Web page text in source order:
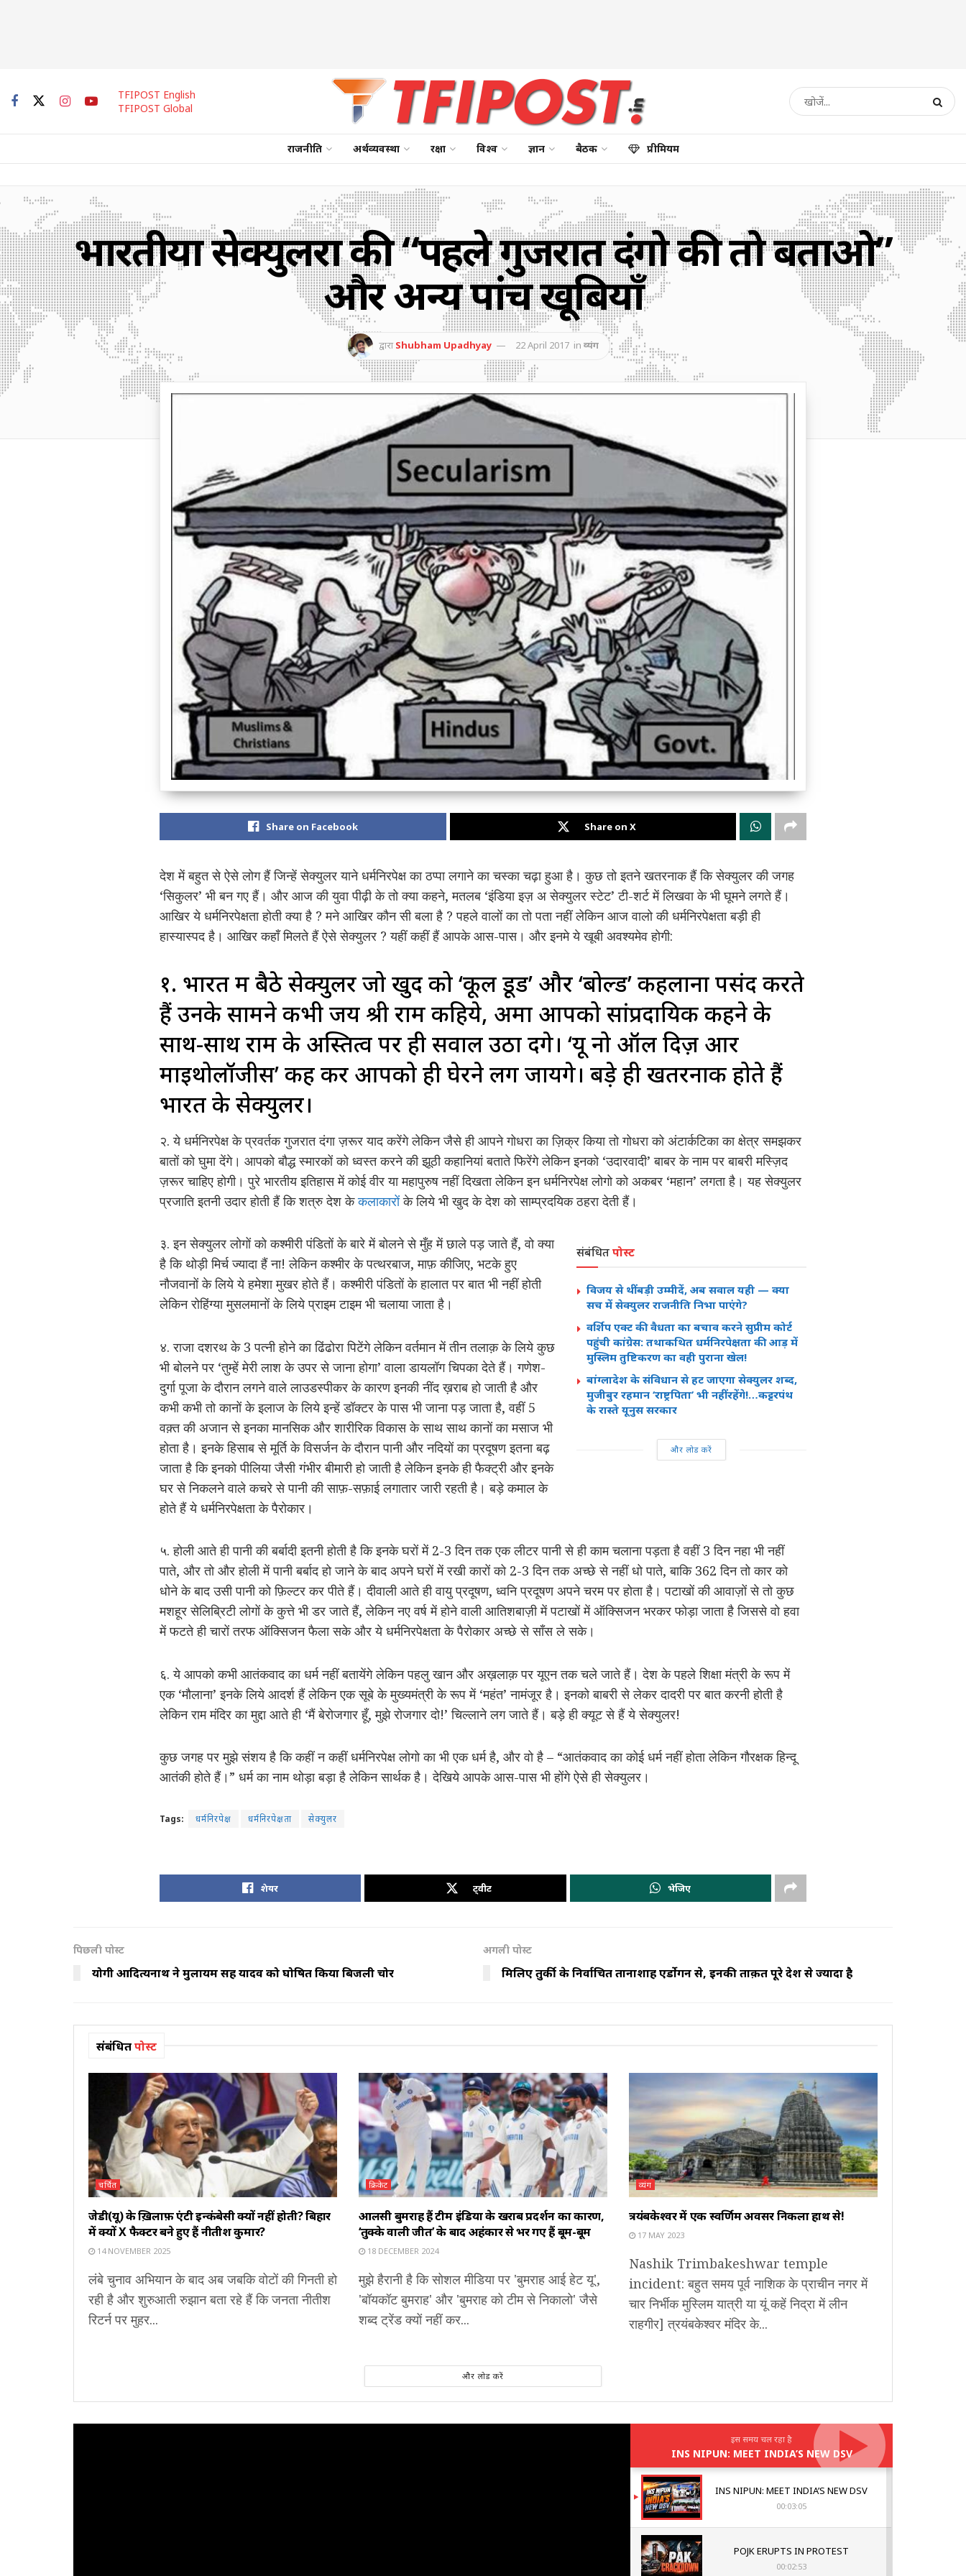
TFIPOST English
TFIPOST Global
राजनीति अर्थव्यवस्था रक्षा विश्व ज्ञान बैठक प्रीमियम
भारतीयों सेक्युलरों की “पहले गुजरात दंगो की तो बताओ”
और अन्य पांच खूबियाँ
द्वारा Shubham Upadhyay 22 April 2017 in व्यंग
Share on Facebook Share on X
देश में बहुत से ऐसे लोग हैं जिन्हें सेक्युलर याने धर्मनिरपेक्ष का ठप्पा लगाने का चस्का चढ़ा हुआ है। कुछ तो इतने खतरनाक हैं कि सेक्युलर की जगह
‘सिकुलर’ भी बन गए हैं। और आज की युवा पीढ़ी के तो क्या कहने, मतलब ‘इंडिया इज़ अ सेक्युलर स्टेट’ टी-शर्ट में लिखवा के भी घूमने लगते हैं।
आखिर ये धर्मनिरपेक्षता होती क्या है ? मने आखिर कौन सी बला है ? पहले वालों का तो पता नहीं लेकिन आज वालो की धर्मनिरपेक्षता बड़ी ही
हास्यास्पद है। आखिर कहाँ मिलते हैं ऐसे सेक्युलर ? यहीं कहीं हैं आपके आस-पास। और इनमे ये खूबी अवश्यमेव होगी:
१. भारत में बैठे सेक्युलर जो खुद को ‘कूल डूड’ और ‘बोल्ड’ कहलाना पसंद करते
हैं उनके सामने कभी जय श्री राम कहिये, अमा आपको सांप्रदायिक कहने के
साथ-साथ राम के अस्तित्व पर ही सवाल उठा देंगे। ‘यू नो ऑल दिज़ आर
माइथोलॉजीस’ कह कर आपको ही घेरने लग जायेंगे। बड़े ही खतरनाक होते हैं
भारत के सेक्युलर।
२. ये धर्मनिरपेक्ष के प्रवर्तक गुजरात दंगा ज़रूर याद करेंगे लेकिन जैसे ही आपने गोधरा का ज़िक्र किया तो गोधरा को अंटार्कटिका का क्षेत्र समझकर
बातों को घुमा देंगे। आपको बौद्ध स्मारकों को ध्वस्त करने की झूठी कहानियां बताते फिरेंगे लेकिन इनको ‘उदारवादी’ बाबर के नाम पर बाबरी मस्ज़िद
ज़रूर चाहिए होगी। पुरे भारतीय इतिहास में कोई वीर या महापुरुष नहीं दिखता लेकिन इन धर्मनिरपेक्ष लोगो को अकबर ‘महान’ लगता है। यह सेक्युलर
प्रजाति इतनी उदार होती हैं कि शत्रु देश केकलाकारोंके लिये भी खुद के देश को साम्प्रदयिक ठहरा देती हैं।
संबंधितपोस्ट
विजय से थीं बड़ी उम्मीदें, अब सवाल यही — क्या
सच में सेक्युलर राजनीति निभा पाएंगे?
वर्शिप एक्ट की वैधता का बचाव करने सुप्रीम कोर्ट
पहुंची कांग्रेस: तथाकथित धर्मनिरपेक्षता की आड़ में
मुस्लिम तुष्टिकरण का वही पुराना खेल!
बांग्लादेश के संविधान से हट जाएगा सेक्युलर शब्द,
मुजीबुर रहमान ‘राष्ट्रपिता’ भी नहीं रहेंगे!…कट्टरपंथ
के रास्ते यूनुस सरकार
और लोड करें
३. इन सेक्युलर लोगों को कश्मीरी पंडितों के बारे में बोलने से मुँह में छाले पड़ जाते हैं, वो क्या
है कि थोड़ी मिर्च ज्यादा हैं ना! लेकिन कश्मीर के पत्थरबाज, माफ़ कीजिए, भटके हुए
नौजवानों के लिये ये हमेशा मुखर होते हैं। कश्मीरी पंडितों के हालात पर बात भी नहीं होती
लेकिन रोहिंग्या मुसलमानों के लिये प्राइम टाइम भी चलाया जाता है।
४. राजा दशरथ के 3 पत्नी होने का ढिंढोरा पिटेंगे लेकिन वर्तमान में तीन तलाक़ के लिये कुछ
भी बोलने पर ‘तुम्हें मेरी लाश के उपर से जाना होगा’ वाला डायलॉग चिपका देते हैं। गणेश-
दुर्गा पूजा के दौरान लगने वाले लाउडस्पीकर के कारण इनकी नींद ख़राब हो जाती है और
कभी कभी तो कानों के इलाज के लिये इन्हें डॉक्टर के पास भी जाना पड़ जाता है, वहीं 5
वक़्त की अजान से इनका मानसिक और शारीरिक विकास के साथ साथ कानों का मसाज भी
होता है। इनके हिसाब से मूर्ति के विसर्जन के दौरान पानी और नदियों का प्रदूषण इतना बढ़
जाता है कि इनको पीलिया जैसी गंभीर बीमारी हो जाती है लेकिन इनके ही फैक्ट्री और इनके
घर से निकलने वाले कचरे से पानी की साफ़-सफ़ाई लगातार जारी रहती है। बड़े कमाल के
होते हैं ये धर्मनिरपेक्षता के पैरोकार।
५. होली आते ही पानी की बर्बादी इतनी होती है कि इनके घरों में 2-3 दिन तक एक लीटर पानी से ही काम चलाना पड़ता है वहीं 3 दिन नहा भी नहीं
पाते, और तो और होली में पानी बर्बाद हो जाने के बाद अपने घरों में रखी कारों को 2-3 दिन तक अच्छे से नहीं धो पाते, बाकि 362 दिन तो कार को
धोने के बाद उसी पानी को फ़िल्टर कर पीते हैं। दीवाली आते ही वायु प्रदूषण, ध्वनि प्रदूषण अपने चरम पर होता है। पटाखों की आवाज़ों से तो कुछ
मशहूर सेलिब्रिटी लोगों के कुत्ते भी डर जाते हैं, लेकिन नए वर्ष में होने वाली आतिशबाज़ी में पटाखों में ऑक्सिजन भरकर फोड़ा जाता है जिससे वो हवा
में फटते ही चारों तरफ ऑक्सिजन फैला सके और ये धर्मनिरपेक्षता के पैरोकार अच्छे से साँस ले सके।
६. ये आपको कभी आतंकवाद का धर्म नहीं बतायेंगे लेकिन पहलु खान और अख़लाक़ पर यूएन तक चले जाते हैं। देश के पहले शिक्षा मंत्री के रूप में
एक ‘मौलाना’ इनके लिये आदर्श हैं लेकिन एक सूबे के मुख्यमंत्री के रूप में ‘महंत’ नामंजूर है। इनको बाबरी से लेकर दादरी पर बात करनी होती है
लेकिन राम मंदिर का मुद्दा आते ही ‘मैं बेरोजगार हूँ, मुझे रोजगार दो!’ चिल्लाने लग जाते हैं। बड़े ही क्यूट से हैं ये सेक्युलर!
कुछ जगह पर मुझे संशय है कि कहीं न कहीं धर्मनिरपेक्ष लोगो का भी एक धर्म है, और वो है – “आतंकवाद का कोई धर्म नहीं होता लेकिन गौरक्षक हिन्दू
आतंकी होते हैं।” धर्म का नाम थोड़ा बड़ा है लेकिन सार्थक है। देखिये आपके आस-पास भी होंगे ऐसे ही सेक्युलर।
Tags: धर्मनिरपेक्ष धर्मनिरपेक्षता सेक्युलर
शेयर ट्वीट भेजिए
पिछली पोस्ट
योगी आदित्यनाथ ने मुलायम सिंह यादव को घोषित किया बिजली चोर
अगली पोस्ट
मिलिए तुर्की के निर्वाचित तानाशाह एर्डोगन से, इनकी ताक़त पूरे देश से ज्यादा है
संबंधितपोस्ट
चर्चित
जेडी(यू) के ख़िलाफ़ एंटी इन्कंबेसी क्यों नहीं होती? बिहार
में क्यों X फैक्टर बने हुए हैं नीतीश कुमार?
14 NOVEMBER 2025
लंबे चुनाव अभियान के बाद अब जबकि वोटों की गिनती हो
रही है और शुरुआती रुझान बता रहे हैं कि जनता नीतीश
रिटर्न पर मुहर...
क्रिकेट
आलसी बुमराह हैं टीम इंडिया के खराब प्रदर्शन का कारण,
‘तुक्के वाली जीत’ के बाद अहंकार से भर गए हैं बूम-बूम
18 DECEMBER 2024
मुझे हैरानी है कि सोशल मीडिया पर 'बुमराह आई हेट यू',
'बॉयकॉट बुमराह' और 'बुमराह को टीम से निकालो' जैसे
शब्द ट्रेंड क्यों नहीं कर...
व्यंग
त्रयंबकेश्वर में एक स्वर्णिम अवसर निकला हाथ से!
17 MAY 2023
Nashik Trimbakeshwar temple
incident: बहुत समय पूर्व नाशिक के प्राचीन नगर में
चार निर्भीक मुस्लिम यात्री या यूं कहें निद्रा में लीन
राहगीर] त्रयंबकेश्वर मंदिर के...
और लोड करें
इस समय चल रहा है
INS NIPUN: MEET INDIA’S NEW DSV
INS NIPUN: MEET INDIA’S NEW DSV
00:03:05
POJK ERUPTS IN PROTEST
00:02:53